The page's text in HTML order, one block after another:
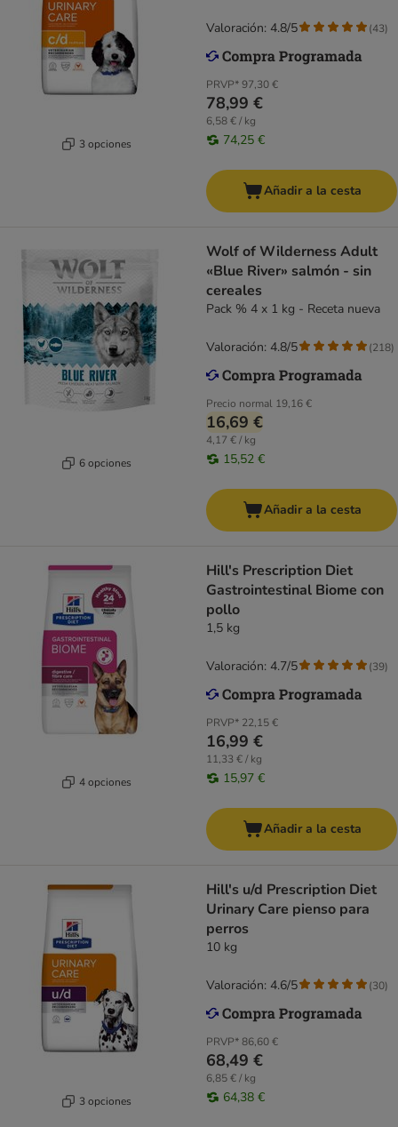
3 opciones
PRVP*97,30 €
78,99 €
6,58 € / kg
74,25 €
Valoración: 4.8/5 (43)
Añadir a la cesta
6 opciones
Wolf of Wilderness Adult
«Blue River» salmón - sin
cereales
Pack % 4 x 1 kg - Receta nueva
Precio normal 19,16 €
16,69 €
4,17 € / kg
15,52 €
Valoración: 4.8/5 (218)
Añadir a la cesta
4 opciones
Hill's Prescription Diet
Gastrointestinal Biome con
pollo
1,5 kg
PRVP* 22,15 €
16,99 €
11,33 € / kg
15,97 €
Valoración: 4.7/5 (39)
Añadir a la cesta
3 opciones
Hill's u/d Prescription Diet
Urinary Care pienso para
perros
10 kg
PRVP*86,60 €
68,49 €
6,85 € / kg
64,38 €
Valoración: 4.6/5 (30)